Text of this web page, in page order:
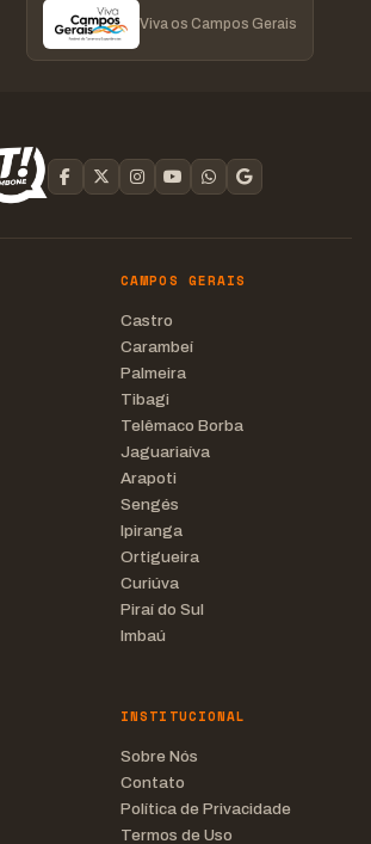
Viva os Campos Gerais
CAMPOS GERAIS
Castro
Carambeí
Palmeira
Tibagi
Telêmaco Borba
Jaguariaíva
Arapoti
Sengés
Ipiranga
Ortigueira
Curiúva
Piraí do Sul
Imbaú
INSTITUCIONAL
Sobre Nós
Contato
Política de Privacidade
Termos de Uso